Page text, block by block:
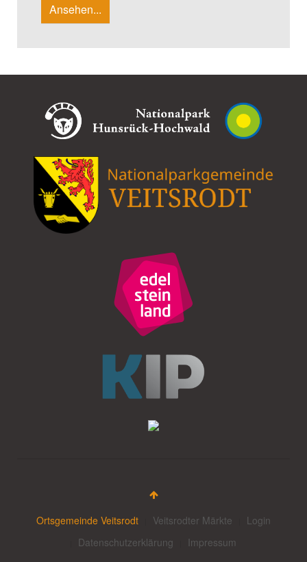
Ansehen...
Ortsgemeinde Veitsrodt Veitsrodter Märkte
Login
Datenschutzerklärung
Impressum